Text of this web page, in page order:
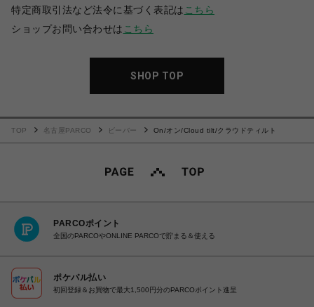
特定商取引法など法令に基づく表記は こちら
ショップお問い合わせは こちら
SHOP TOP
TOP 名古屋PARCO ビーバー On/オン/Cloud tilt/クラウドティルト
PARCOポイント
全国のPARCOやONLINE PARCOで貯まる＆使える
ポケパル払い
初回登録＆お買物で最大1,500円分のPARCOポイント進呈